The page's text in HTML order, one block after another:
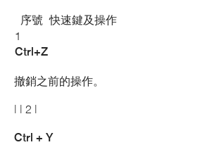
序號 快速鍵及操作
1
Ctrl+Z
撤銷之前的操作。
| | 2 |
Ctrl + Y